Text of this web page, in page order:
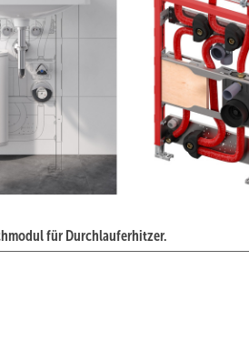
für Durchlauferhitzer.